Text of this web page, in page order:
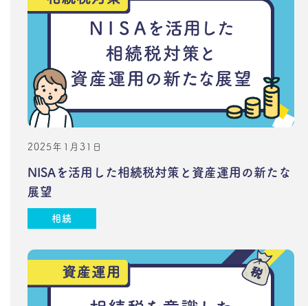
2025年1月31日
NISAを活用した相続税対策と資産運用の新たな
展望
相続